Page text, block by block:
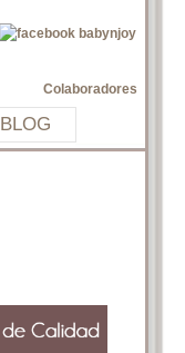
BLOG
Colaboradores